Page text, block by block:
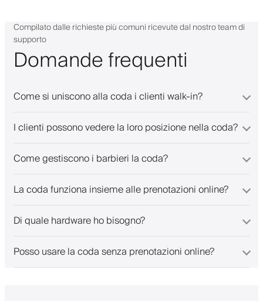
Compilato dalle richieste più comuni ricevute dal nostro team di
supporto
Domande frequenti
Come si uniscono alla coda i clienti walk-in?
I clienti possono vedere la loro posizione nella coda?
Come gestiscono i barbieri la coda?
La coda funziona insieme alle prenotazioni online?
Di quale hardware ho bisogno?
Posso usare la coda senza prenotazioni online?